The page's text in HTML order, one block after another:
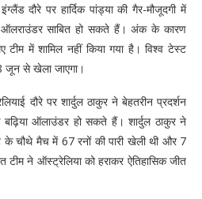
दौरे पर हार्दिक पांड्या की गैर-मौजूदगी में
ऑलराउंडर साबित हो सकते हैं। अंक के कारण
टीम में शामिल नहीं किया गया है। विश्व टेस्ट
जून से खेला जाएगा।
दौरे पर शार्दुल ठाकुर ने बेहतरीन प्रदर्शन
ऑलाउंडर हो सकते हैं। शार्दुल ठाकुर ने
चौथे मैच में 67 रनों की पारी खेली थी और 7
ने ऑस्ट्रेलिया को हराकर ऐतिहासिक जीत